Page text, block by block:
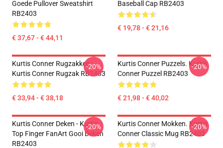
Goede Pullover Sweatshirt
RB2403
€ 37,67 - € 44,11
Baseball Cap RB2403
€ 19,78 - € 21,16
Kurtis Conner Rugzakken -
Kurtis Conner Rugzak RB2403
€ 33,94 - € 38,18
-20%
Kurtis Conner Puzzels. Kurtis
Conner Puzzel RB2403
€ 21,98 - € 40,02
-20%
Kurtis Conner Deken - Kurtis
Top Finger FanArt Gooi Deken
RB2403
-20%
Kurtis Conner Mokken. Kurtis
Conner Classic Mug RB2403
-20%